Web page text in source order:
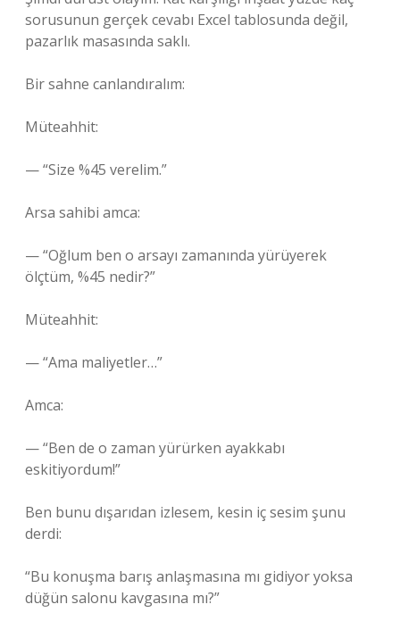
sorusunun gerçek cevabı Excel tablosunda değil,
pazarlık masasında saklı.
Bir sahne canlandıralım:
Müteahhit:
— “Size %45 verelim.”
Arsa sahibi amca:
— “Oğlum ben o arsayı zamanında yürüyerek
ölçtüm, %45 nedir?”
Müteahhit:
— “Ama maliyetler…”
Amca:
— “Ben de o zaman yürürken ayakkabı
eskitiyordum!”
Ben bunu dışarıdan izlesem, kesin iç sesim şunu
derdi:
“Bu konuşma barış anlaşmasına mı gidiyor yoksa
düğün salonu kavgasına mı?”